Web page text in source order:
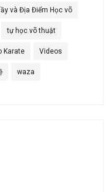
và Địa Điểm Học võ
tự học võ thuật
Karate Videos
waza